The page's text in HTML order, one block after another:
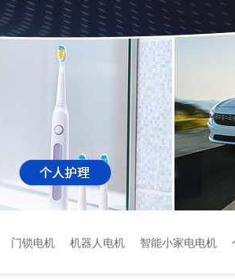
门锁电机 机器人电机 智能小家电电机